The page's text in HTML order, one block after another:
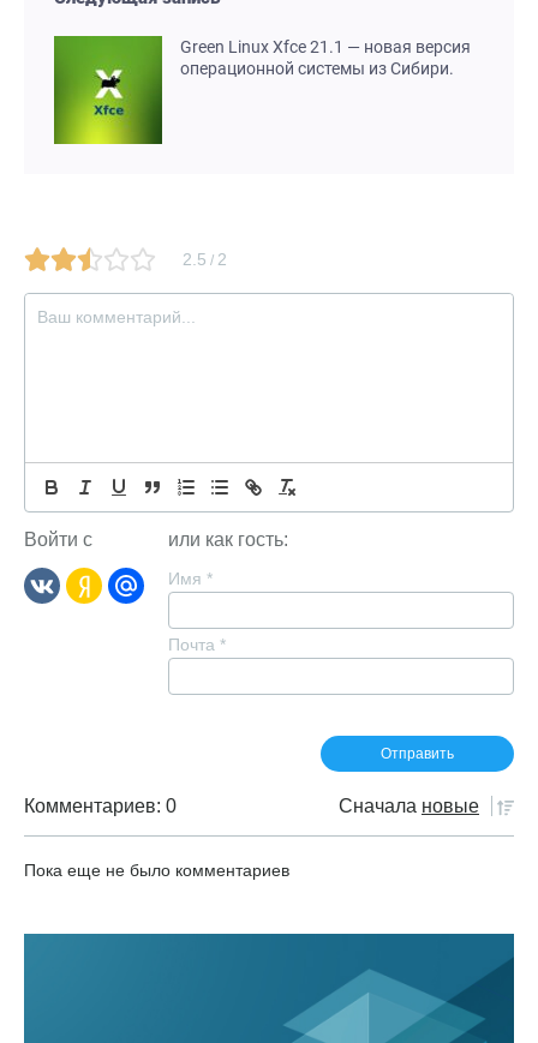
Green Linux Xfce 21.1 — новая версия
операционной системы из Сибири.
2.5 / 2
Войти с или как гость:
Имя *
Почта *
Комментариев: 0 Сначала новые
Пока еще не было комментариев